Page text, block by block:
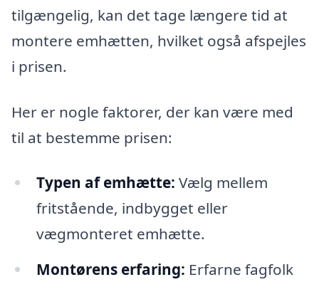
tilgængelig, kan det tage længere tid at
montere emhætten, hvilket også afspejles
i prisen.
Her er nogle faktorer, der kan være med
til at bestemme prisen:
Typen af emhætte: Vælg mellem
fritstående, indbygget eller
vægmonteret emhætte.
Montørens erfaring: Erfarne fagfolk